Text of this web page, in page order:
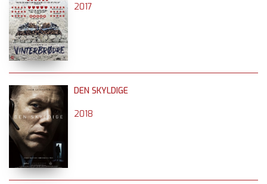
2017
DEN SKYLDIGE
2018